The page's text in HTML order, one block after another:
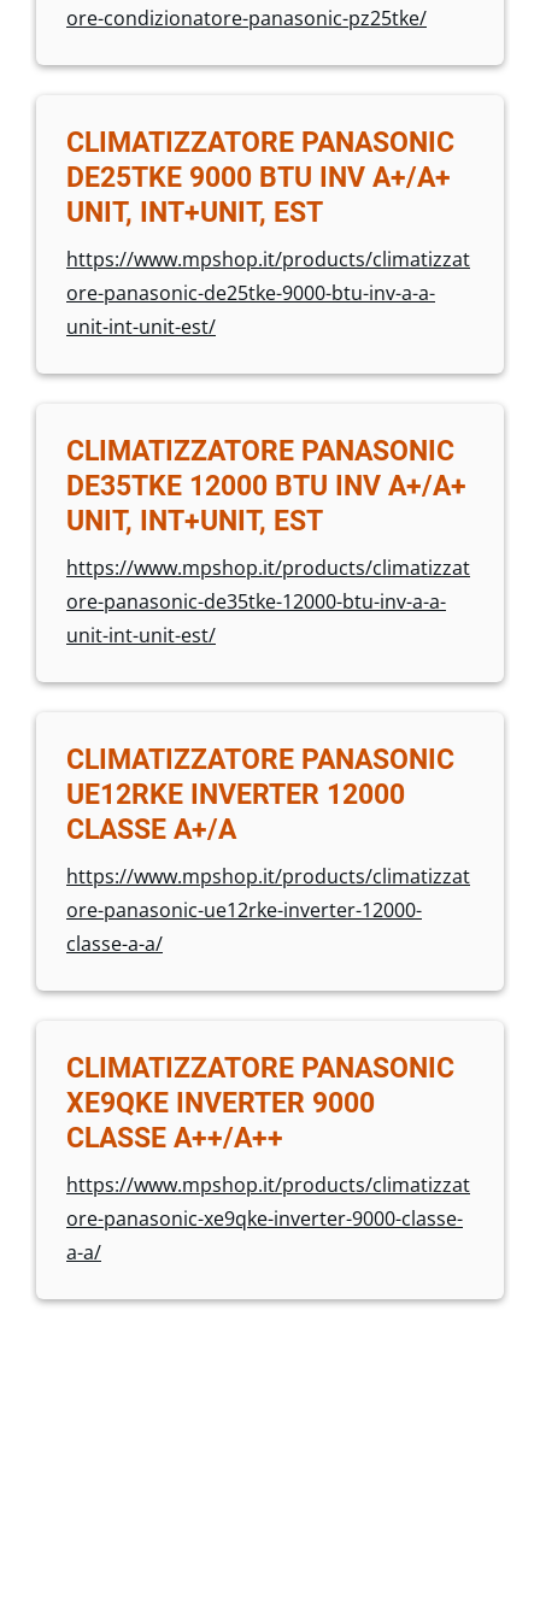
ore-condizionatore-panasonic-pz25tke/
CLIMATIZZATORE PANASONIC
DE25TKE 9000 BTU INV A+/A+
UNIT, INT+UNIT, EST
https://www.mpshop.it/products/climatizzat
ore-panasonic-de25tke-9000-btu-inv-a-a-
unit-int-unit-est/
CLIMATIZZATORE PANASONIC
DE35TKE 12000 BTU INV A+/A+
UNIT, INT+UNIT, EST
https://www.mpshop.it/products/climatizzat
ore-panasonic-de35tke-12000-btu-inv-a-a-
unit-int-unit-est/
CLIMATIZZATORE PANASONIC
UE12RKE INVERTER 12000
CLASSE A+/A
https://www.mpshop.it/products/climatizzat
ore-panasonic-ue12rke-inverter-12000-
classe-a-a/
CLIMATIZZATORE PANASONIC
XE9QKE INVERTER 9000
CLASSE A++/A++
https://www.mpshop.it/products/climatizzat
ore-panasonic-xe9qke-inverter-9000-classe-
a-a/